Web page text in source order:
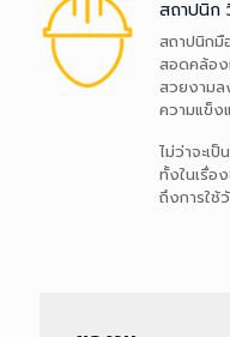
สถาปนิกมื
สอดคล้อง
สวยงาม
ความแข็
ทั้งในเรื่อ
ถึงการใช้
สถาปนิก
สถาปนิกมื
สอดคล้อง
สวยงาม
ความแข็ง
ไม่ว่าจะเ
ทั้งในเรื่อ
ถึงการใช้